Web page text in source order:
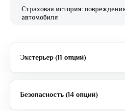
Страховая история:
автомобиля
Экстерьер (11 опций)
Безопасность (14 опций)